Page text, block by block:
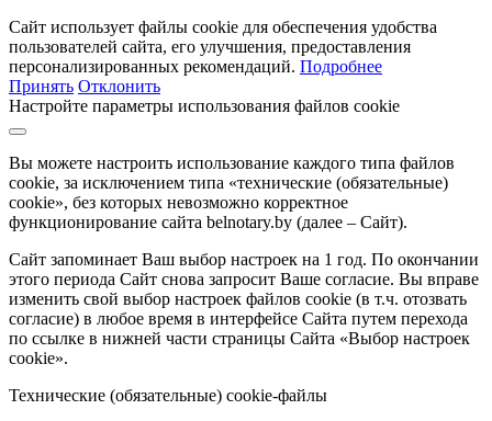
Сайт использует файлы cookie для обеспечения удобства
пользователей сайта, его улучшения, предоставления
персонализированных рекомендаций. Подробнее
Принять Отклонить
Настройте параметры использования файлов cookie
Вы можете настроить использование каждого типа файлов
cookie, за исключением типа «технические (обязательные)
cookie», без которых невозможно корректное
функционирование сайта belnotary.by (далее – Сайт).
Сайт запоминает Ваш выбор настроек на 1 год. По окончании
этого периода Сайт снова запросит Ваше согласие. Вы вправе
изменить свой выбор настроек файлов cookie (в т.ч. отозвать
согласие) в любое время в интерфейсе Сайта путем перехода
по ссылке в нижней части страницы Сайта «Выбор настроек
cookie».
Технические (обязательные) cookie-файлы